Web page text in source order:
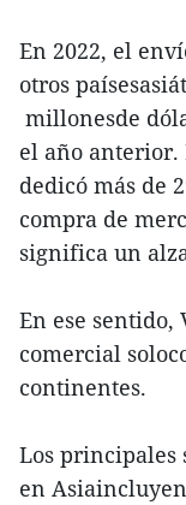
En 2022, el
otros
millonesde
el año
dedicó más de
compra de
significa un
En ese
comercial
continentes.
Los principales
en